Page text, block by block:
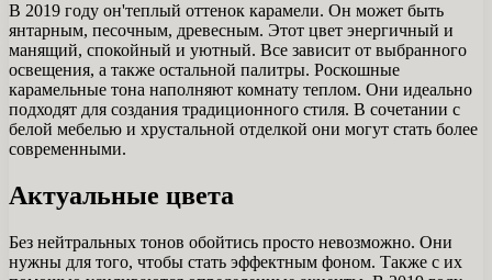
В 2019 году он'теплый оттенок карамели. Он может быть
янтарным, песочным, древесным. Этот цвет энергичный и
манящий, спокойный и уютный. Все зависит от выбранного
освещения, а также остальной палитры. Роскошные
карамельные тона наполняют комнату теплом. Они идеально
подходят для создания традиционного стиля. В сочетании с
белой мебелью и хрустальной отделкой они могут стать более
современными.
Актуальные цвета
Без нейтральных тонов обойтись просто невозможно. Они
нужны для того, чтобы стать эффектным фоном. Также с их